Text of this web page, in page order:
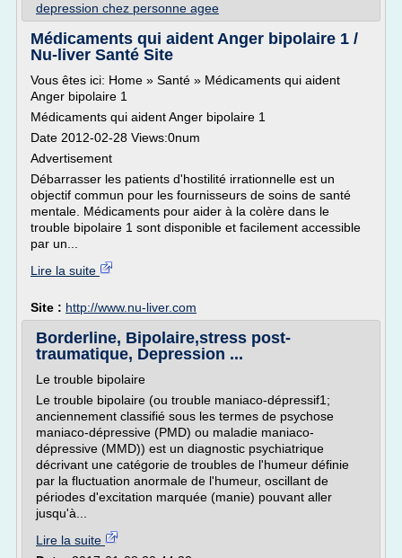
depression chez personne agee
Médicaments qui aident Anger bipolaire 1 /
Nu-liver Santé Site
Vous êtes ici: Home » Santé » Médicaments qui aident
Anger bipolaire 1
Médicaments qui aident Anger bipolaire 1
Date 2012-02-28 Views:0num
Advertisement
Débarrasser les patients d'hostilité irrationnelle est un
objectif commun pour les fournisseurs de soins de santé
mentale. Médicaments pour aider à la colère dans le
trouble bipolaire 1 sont disponible et facilement accessible
par un...
Lire la suite
Site : http://www.nu-liver.com
Borderline, Bipolaire,stress post-
traumatique, Depression ...
Le trouble bipolaire
Le trouble bipolaire (ou trouble maniaco-dépressif1;
anciennement classifié sous les termes de psychose
maniaco-dépressive (PMD) ou maladie maniaco-
dépressive (MMD)) est un diagnostic psychiatrique
décrivant une catégorie de troubles de l'humeur définie
par la fluctuation anormale de l'humeur, oscillant de
périodes d'excitation marquée (manie) pouvant aller
jusqu'à...
Lire la suite